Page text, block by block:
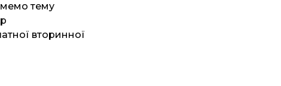
тему
вторинної